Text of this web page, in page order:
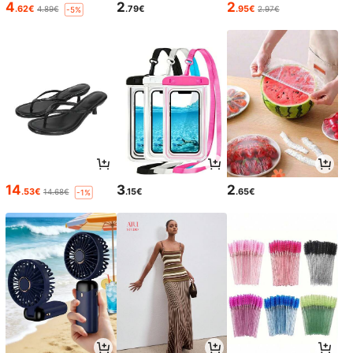
4.62€ 4.89€ -5% 2.79€ 2.95€ 2.97€
14.53€ 14.68€ -1% 3.15€ 2.65€